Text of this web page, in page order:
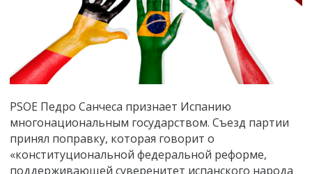
PSOE Педро Санчеса признает Испанию
многонациональным государством. Съезд партии
принял поправку, которая говорит о
«конституциональной федеральной реформе,
поддерживающей суверенитет испанского народа